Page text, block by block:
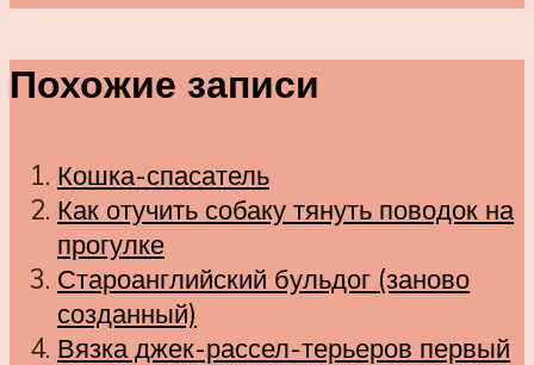
Похожие записи
Кошка-спасатель
Как отучить собаку тянуть поводок на
прогулке
Староанглийский бульдог (заново
созданный)
Вязка джек-рассел-терьеров первый